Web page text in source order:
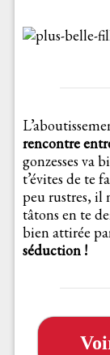
rencontre
gonzesses va
t’évites de te
peu rustres, il
tâtons en te
bien attirée
séduction !